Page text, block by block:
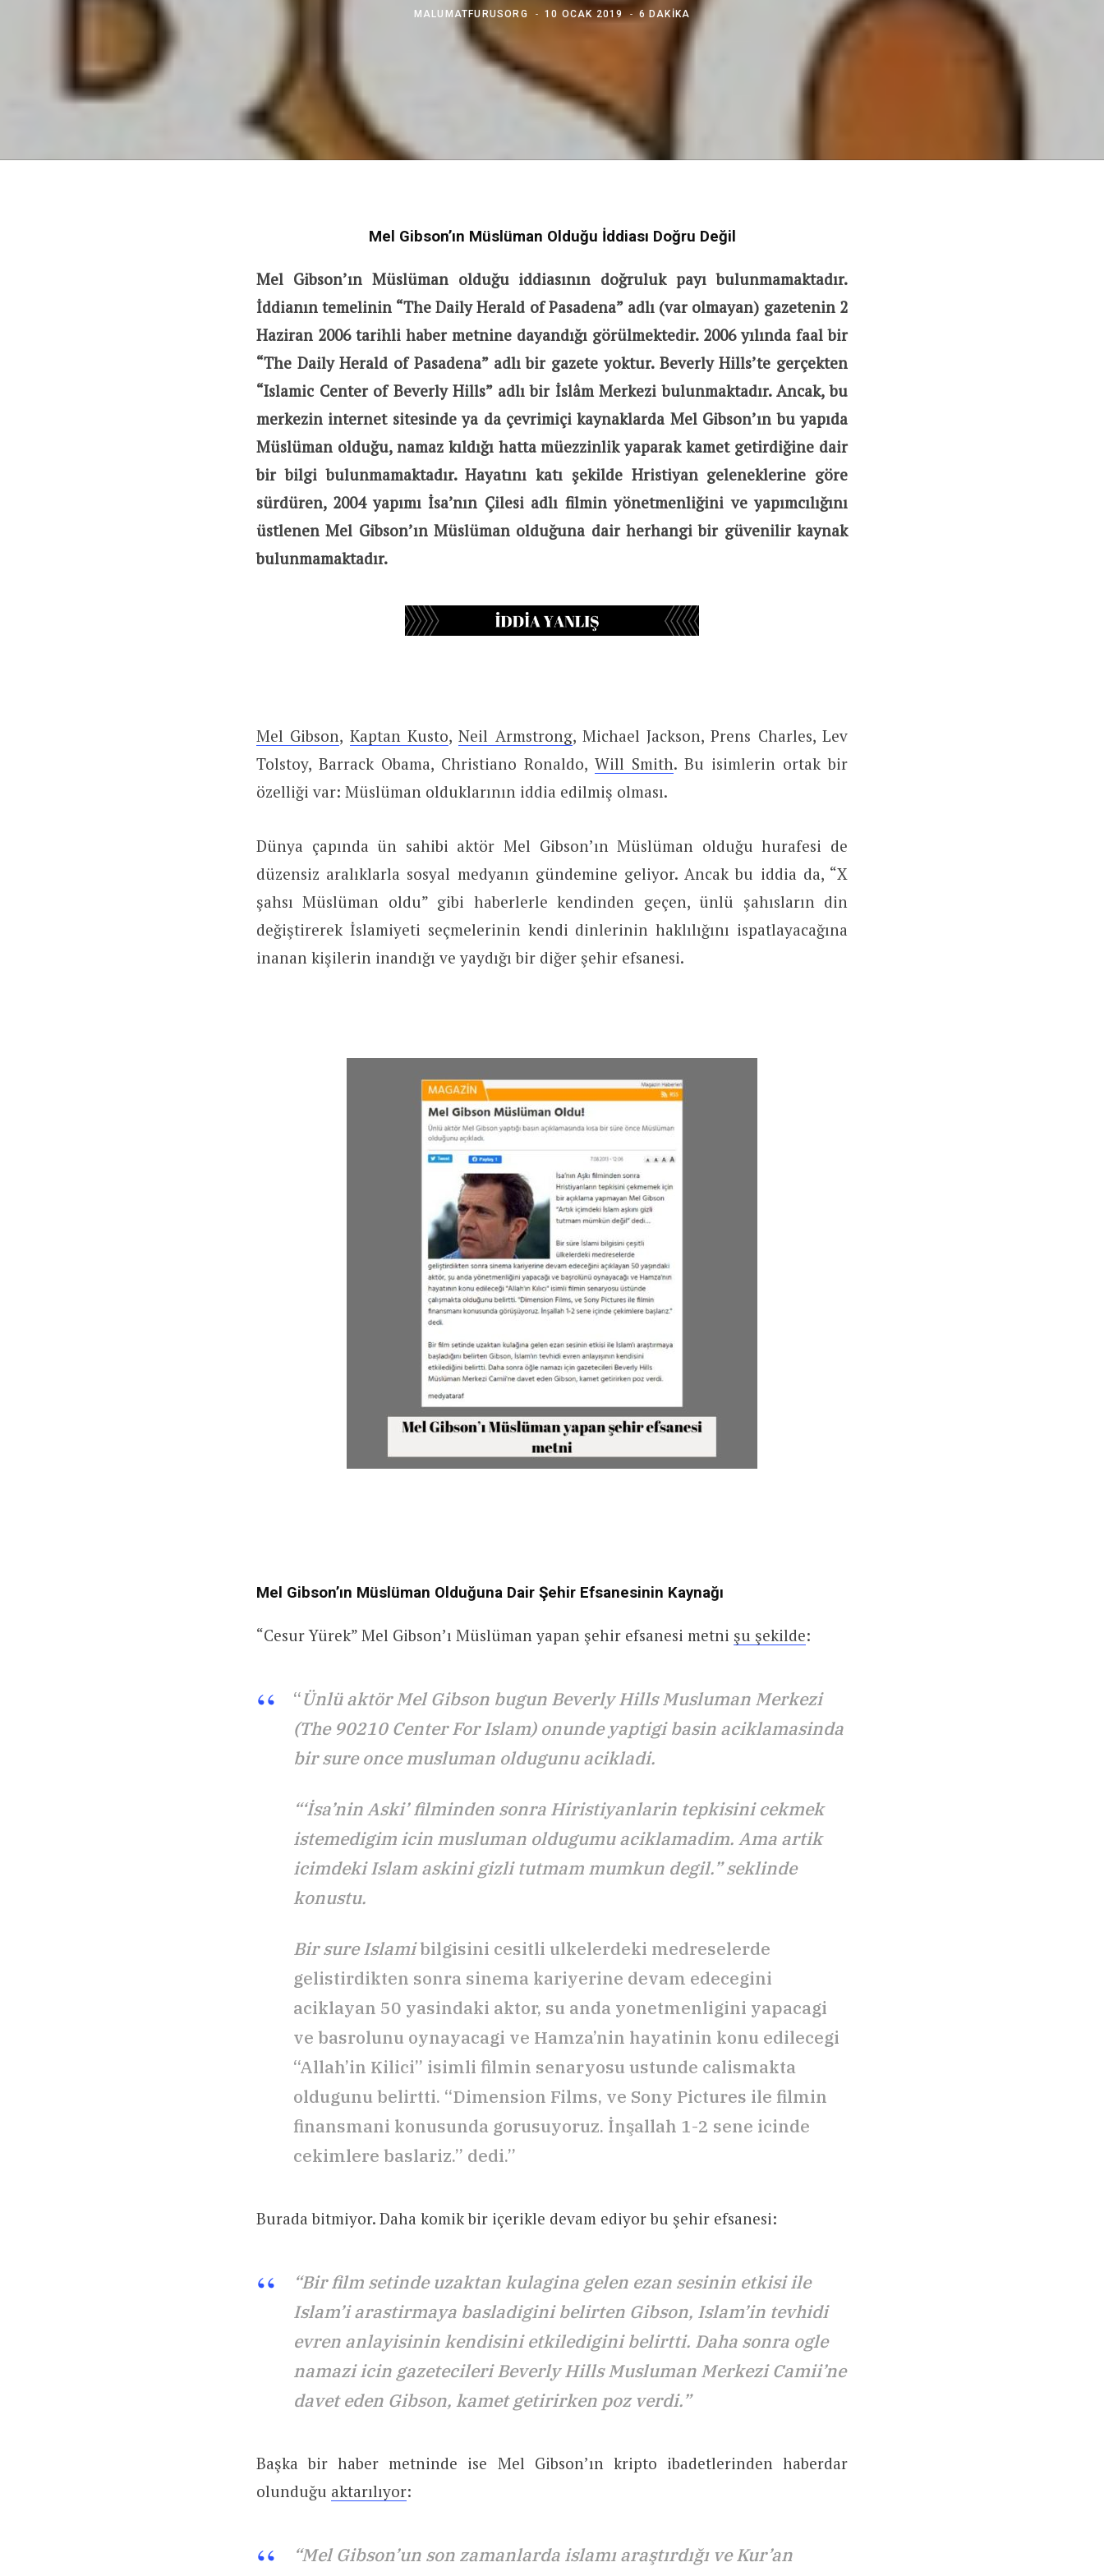
MALUMATFURUSORG 10 OCAK 2019 6 DAKIKA
Mel Gibson’ın Müslüman Olduğu İddiası Doğru Değil
Mel Gibson’ın Müslüman olduğu iddiasının doğruluk payı bulunmamaktadır.
İddianın temelinin “The Daily Herald of Pasadena” adlı (var olmayan) gazetenin 2
Haziran 2006 tarihli haber metnine dayandığı görülmektedir. 2006 yılında faal bir
“The Daily Herald of Pasadena” adlı bir gazete yoktur. Beverly Hills’te gerçekten
“Islamic Center of Beverly Hills” adlı bir İslâm Merkezi bulunmaktadır. Ancak, bu
merkezin internet sitesinde ya da çevrimiçi kaynaklarda Mel Gibson’ın bu yapıda
Müslüman olduğu, namaz kıldığı hatta müezzinlik yaparak kamet getirdiğine dair
bir bilgi bulunmamaktadır. Hayatını katı şekilde Hristiyan geleneklerine göre
sürdüren, 2004 yapımı İsa’nın Çilesi adlı filmin yönetmenliğini ve yapımcılığını
üstlenen Mel Gibson’ın Müslüman olduğuna dair herhangi bir güvenilir kaynak
bulunmamaktadır.
Mel Gibson, Kaptan Kusto,Neil Armstrong, Michael Jackson, Prens Charles, Lev
Tolstoy, Barrack Obama, Christiano Ronaldo, Will Smith. Bu isimlerin ortak bir
özelliği var: Müslüman olduklarının iddia edilmiş olması.
Dünya çapında ün sahibi aktör Mel Gibson’ın Müslüman olduğu hurafesi de
düzensiz aralıklarla sosyal medyanın gündemine geliyor. Ancak bu iddia da, “X
şahsı Müslüman oldu” gibi haberlerle kendinden geçen, ünlü şahısların din
değiştirerek İslamiyeti seçmelerinin kendi dinlerinin haklılığını ispatlayacağına
inanan kişilerin inandığı ve yaydığı bir diğer şehir efsanesi.
Mel Gibson’ın Müslüman Olduğuna Dair Şehir Efsanesinin Kaynağı
“Cesur Yürek” Mel Gibson’ı Müslüman yapan şehir efsanesi metni şu şekilde:
“Ünlü aktör Mel Gibson bugun Beverly Hills Musluman Merkezi
(The 90210 Center For Islam) onunde yaptigi basin aciklamasinda
bir sure once musluman oldugunu acikladi.
“‘İsa’nin Aski’ filminden sonra Hiristiyanlarin tepkisini cekmek
istemedigim icin musluman oldugumu aciklamadim. Ama artik
icimdeki Islam askini gizli tutmam mumkun degil.” seklinde
konustu.
Bir sure Islamibilgisini cesitli ulkelerdeki medreselerde
gelistirdikten sonra sinema kariyerine devam edecegini
aciklayan 50 yasindaki aktor, su anda yonetmenligini yapacagi
ve basrolunu oynayacagi ve Hamza’nin hayatinin konu edilecegi
“Allah’in Kilici” isimli filmin senaryosu ustunde calismakta
oldugunu belirtti. “Dimension Films, ve Sony Pictures ile filmin
finansmani konusunda gorusuyoruz. İnşallah 1-2 sene icinde
cekimlere baslariz.” dedi.”
Burada bitmiyor. Daha komik bir içerikle devam ediyor bu şehir efsanesi:
“Bir film setinde uzaktan kulagina gelen ezan sesinin etkisi ile
Islam’i arastirmaya basladigini belirten Gibson, Islam’in tevhidi
evren anlayisinin kendisini etkiledigini belirtti. Daha sonra ogle
namazi icin gazetecileri Beverly Hills Musluman Merkezi Camii’ne
davet eden Gibson, kamet getirirken poz verdi.”
Başka bir haber metninde ise Mel Gibson’ın kripto ibadetlerinden haberdar
olunduğu aktarılıyor:
“Mel Gibson’un son zamanlarda islamı araştırdığı ve Kur’an